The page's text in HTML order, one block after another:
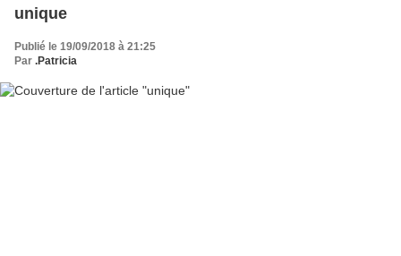
unique
Publié le 19/09/2018 à 21:25
Par .Patricia